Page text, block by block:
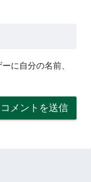
に自分の名前、